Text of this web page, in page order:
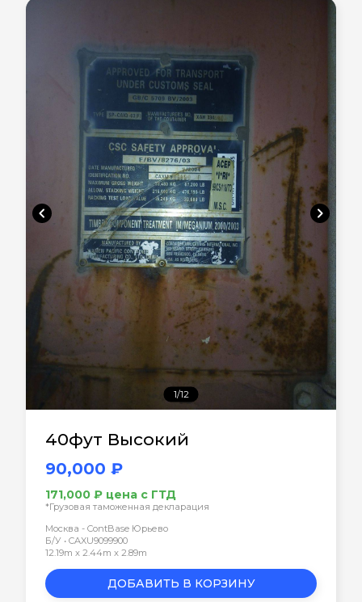
chevron_left chevron_right
1/12
40фут Высокий
90,000 ₽
171,000 ₽ цена с ГТД
*Грузовая таможенная декларация
Москва - ContBase Юрьево
Б/У • CAXU9099900
12.19m x 2.44m x 2.89m
ДОБАВИТЬ В КОРЗИНУ